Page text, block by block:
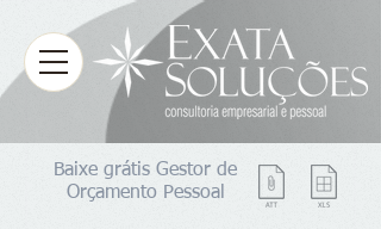
Baixe grátis Gestor de
Orçamento Pessoal